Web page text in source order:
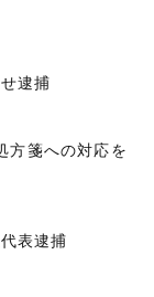
逮捕
方箋への対応を
表逮捕